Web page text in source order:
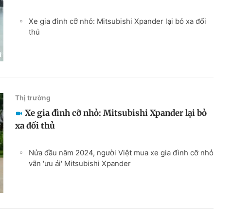
Xe gia đình cỡ nhỏ: Mitsubishi Xpander lại bỏ xa đối
thủ
Thị trường
Xe gia đình cỡ nhỏ: Mitsubishi Xpander lại bỏ
xa đối thủ
Nửa đầu năm 2024, người Việt mua xe gia đình cỡ nhỏ
vẫn 'ưu ái' Mitsubishi Xpander